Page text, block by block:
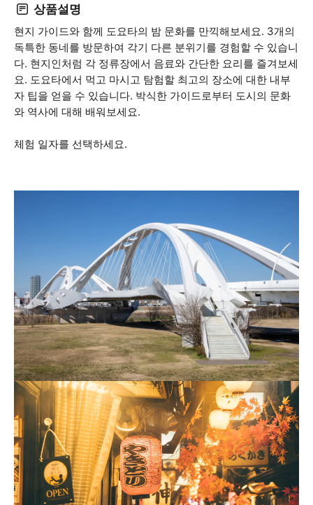
상품설명
현지 가이드와 함께 도요타의 밤 문화를 만끽해보세요. 3개의
독특한 동네를 방문하여 각기 다른 분위기를 경험할 수 있습니
다. 현지인처럼 각 정류장에서 음료와 간단한 요리를 즐겨보세
요. 도요타에서 먹고 마시고 탐험할 최고의 장소에 대한 내부
자 팁을 얻을 수 있습니다. 박식한 가이드로부터 도시의 문화
와 역사에 대해 배워보세요.
체험 일자를 선택하세요.